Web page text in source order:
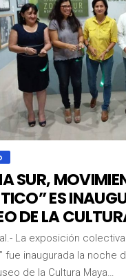
SUR,
ES
DE LA
La exposición
fue inaugurada la noche
de la Cultura Maya…